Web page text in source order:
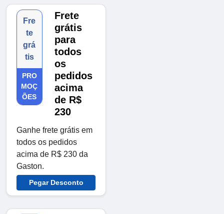
Fre
te
grá
tis
PRO
MOÇ
ÕES
Frete
grátis
para
todos
os
pedidos
acima
de R$
230
Ganhe frete grátis em
todos os pedidos
acima de R$ 230 da
Gaston.
Pegar Desconto